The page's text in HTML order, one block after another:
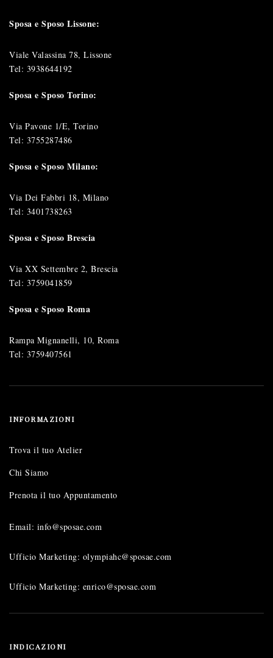
Sposa e Sposo Lissone:
Viale Valassina 78, Lissone
Tel: 3938644192
Sposa e Sposo Torino:
Via Pavone 1/E, Torino
Tel: 3755287486
Sposa e Sposo Milano:
Via Dei Fabbri 18, Milano
Tel: 3401738263
Sposa e Sposo Brescia
Via XX Settembre 2, Brescia
Tel: 3759041859
Sposa e Sposo Roma
Rampa Mignanelli, 10, Roma
Tel: 3759407561
INFORMAZIONI
Trova il tuo Atelier
Chi Siamo
Prenota il tuo Appuntamento
Email: info@sposae.com
Ufficio Marketing: olympiahc@sposae.com
Ufficio Marketing: enrico@sposae.com
INDICAZIONI